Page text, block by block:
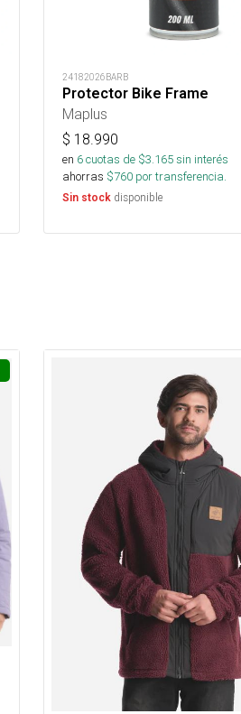
24182026BARB
Protector Bike Frame
Maplus
$ 18.990
en 6cuotas de $3.165sin interés
ahorras $760 por transferencia.
Sin stock disponible